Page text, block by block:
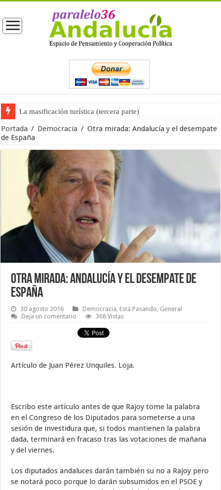
La masificación turística (tercera parte)
La opinión pública ante las próximas elecciones generales
Portada / Democracia / Otra mirada: Andalucía y el desempate
de España
Otra mirada: Andalucía y el desempate de
España
30 agosto 2016 Democracia Está Pasando General
Deja un comentario
368 Vistas
Artículo de Juan Pérez Unquiles. Loja.
Escribo este artículo antes de que Rajoy tome la palabra
en el Congreso de los Diputados para someterse a una
sesión de investidura que, si todos mantienen la palabra
dada, terminará en fracaso tras las votaciones de mañana
y del viernes.
Los diputados andaluces darán también su no a Rajoy pero
se notará poco porque lo darán subsumidos en el PSOE y